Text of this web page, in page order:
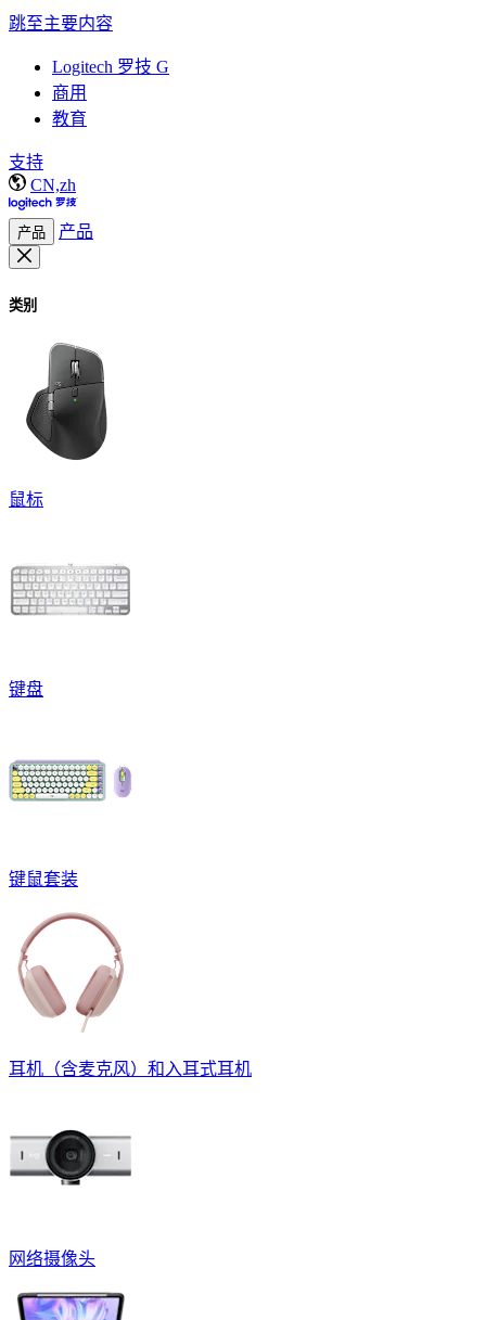
跳至主要内容
Logitech 罗技 G
商用
教育
支持
CN,zh
产品 产品
类别
鼠标
键盘
键鼠套装
耳机（含麦克风）和入耳式耳机
网络摄像头